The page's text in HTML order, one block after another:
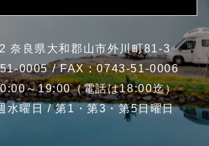
奈良県大和郡山市外川町81-3
0005 / FAX：0743-51-0006
～19:00（電話は18:00迄）
水曜日 / 第1・第3・第5日曜日